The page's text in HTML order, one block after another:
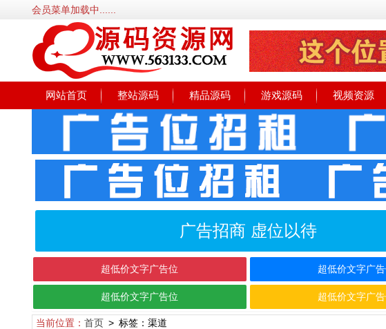
会员菜单加载中......
网站首页 整站源码 精品源码 游戏源码 视频资源
广告招商 虚位以待
超低价文字广告位 超低价文字广
超低价文字广告位 超低价文字广
当前位置： 首页> 标签：渠道